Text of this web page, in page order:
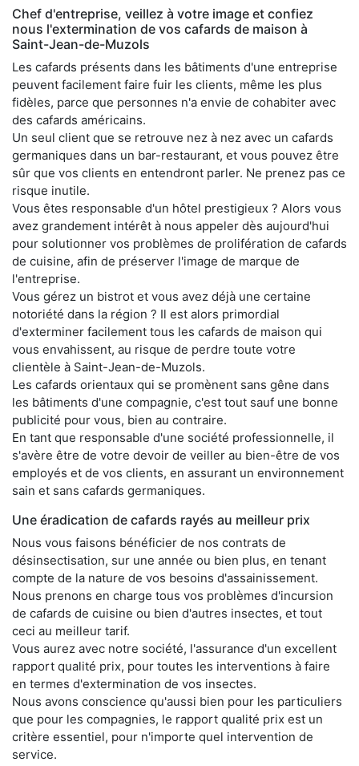
Chef d'entreprise, veillez à votre image et confiez
nous l'extermination de vos cafards de maison à
Saint-Jean-de-Muzols
Les cafards présents dans les bâtiments d'une entreprise
peuvent facilement faire fuir les clients, même les plus
fidèles, parce que personnes n'a envie de cohabiter avec
des cafards américains.
Un seul client que se retrouve nez à nez avec un cafards
germaniques dans un bar-restaurant, et vous pouvez être
sûr que vos clients en entendront parler. Ne prenez pas ce
risque inutile.
Vous êtes responsable d'un hôtel prestigieux ? Alors vous
avez grandement intérêt à nous appeler dès aujourd'hui
pour solutionner vos problèmes de prolifération de cafards
de cuisine, afin de préserver l'image de marque de
l'entreprise.
Vous gérez un bistrot et vous avez déjà une certaine
notoriété dans la région ? Il est alors primordial
d'exterminer facilement tous les cafards de maison qui
vous envahissent, au risque de perdre toute votre
clientèle à Saint-Jean-de-Muzols.
Les cafards orientaux qui se promènent sans gêne dans
les bâtiments d'une compagnie, c'est tout sauf une bonne
publicité pour vous, bien au contraire.
En tant que responsable d'une société professionnelle, il
s'avère être de votre devoir de veiller au bien-être de vos
employés et de vos clients, en assurant un environnement
sain et sans cafards germaniques.
Une éradication de cafards rayés au meilleur prix
Nous vous faisons bénéficier de nos contrats de
désinsectisation, sur une année ou bien plus, en tenant
compte de la nature de vos besoins d'assainissement.
Nous prenons en charge tous vos problèmes d'incursion
de cafards de cuisine ou bien d'autres insectes, et tout
ceci au meilleur tarif.
Vous aurez avec notre société, l'assurance d'un excellent
rapport qualité prix, pour toutes les interventions à faire
en termes d'extermination de vos insectes.
Nous avons conscience qu'aussi bien pour les particuliers
que pour les compagnies, le rapport qualité prix est un
critère essentiel, pour n'importe quel intervention de
service.